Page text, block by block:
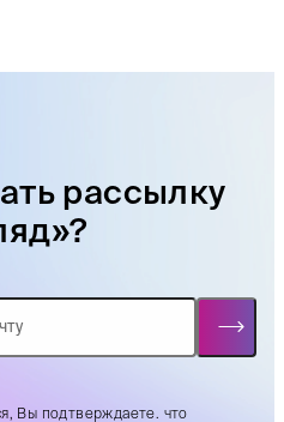
рассылку
Вы подтверждаете. что